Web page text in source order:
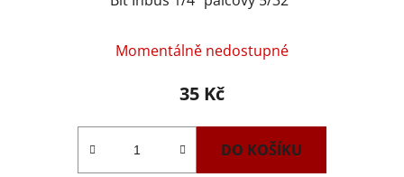
Momentálně nedostupné
35 Kč
DO KOŠÍKU